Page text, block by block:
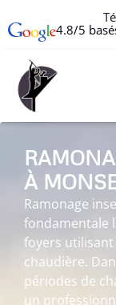
4.8/5
À
Ramonage
fondamentale
foyers
chaudière.
périodes de
un